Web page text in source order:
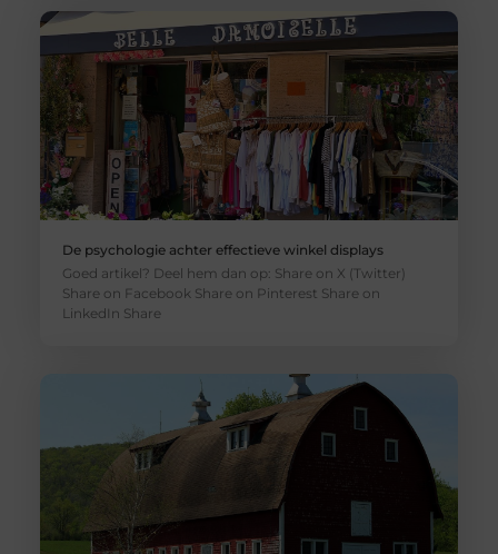
De psychologie achter effectieve winkel displays
Goed artikel? Deel hem dan op: Share on X (Twitter)
Share on Facebook Share on Pinterest Share on
LinkedIn Share